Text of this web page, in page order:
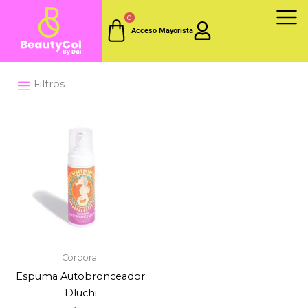
contenido
0
Acceso Mayorista
Filtros
Corporal
Espuma Autobronceador
Dluchi